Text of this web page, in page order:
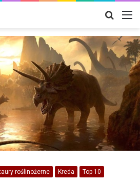
Szukaj
roślinożerne Kreda Top 10